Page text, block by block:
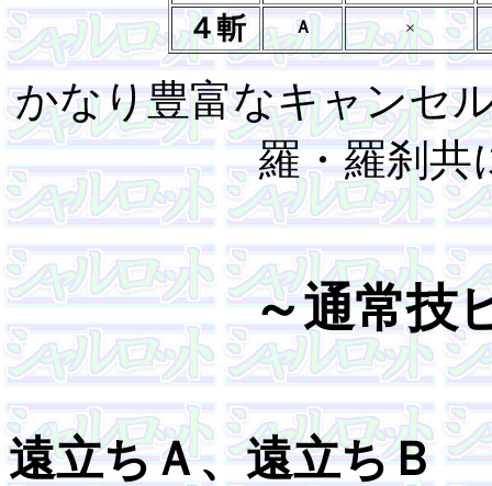
４斬 Ａ ×
かなり豊富なキャンセ
羅・羅刹共
～通常技
遠立ちＡ、遠立ちＢ